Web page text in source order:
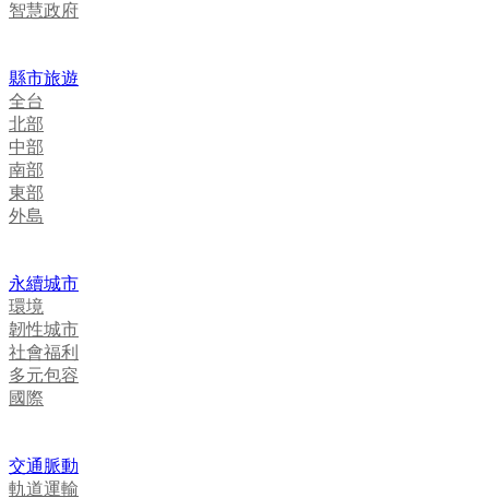
智慧政府
縣市旅遊
全台
北部
中部
南部
東部
外島
永續城市
環境
韌性城市
社會福利
多元包容
國際
交通脈動
軌道運輸